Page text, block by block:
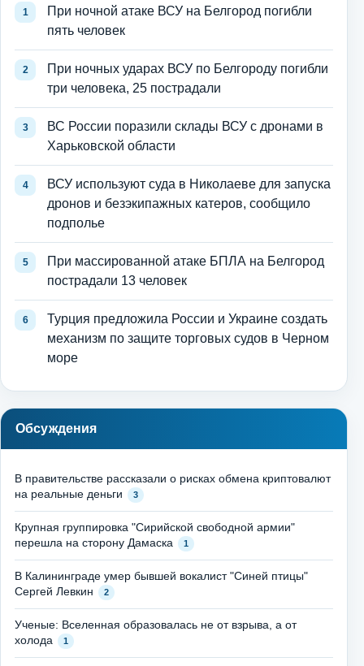
При ночной атаке ВСУ на Белгород погибли
пять человек
При ночных ударах ВСУ по Белгороду погибли
три человека, 25 пострадали
ВС России поразили склады ВСУ с дронами в
Харьковской области
ВСУ используют суда в Николаеве для запуска
дронов и безэкипажных катеров, сообщило
подполье
При массированной атаке БПЛА на Белгород
пострадали 13 человек
Турция предложила России и Украине создать
механизм по защите торговых судов в Черном
море
Обсуждения
В правительстве рассказали о рисках обмена криптовалют
на реальные деньги
3
Крупная группировка "Сирийской свободной армии"
перешла на сторону Дамаска
1
В Калининграде умер бывшей вокалист "Синей птицы"
Сергей Левкин
2
Ученые: Вселенная образовалась не от взрыва, а от
холода
1